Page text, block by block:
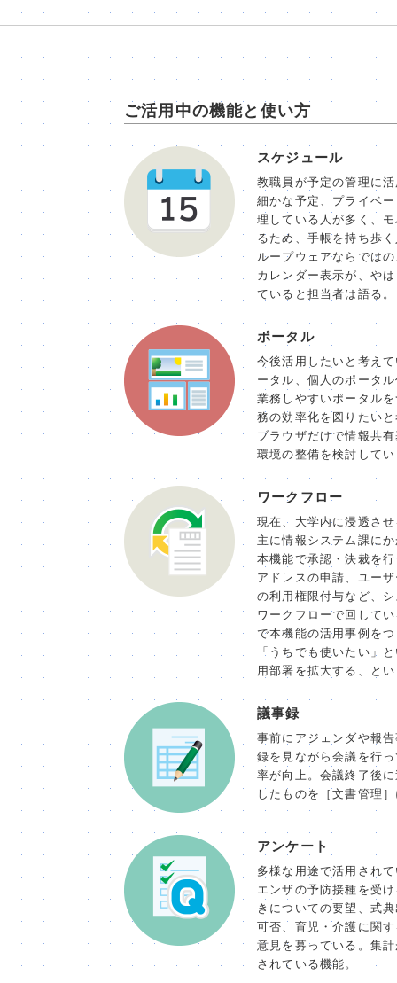
ご活用中の機能と使い方
スケジュール
教職員が予定の管理に
細かな予定、プライベ
理している人が多く、
るため、手帳を持ち歩
ループウェアならでは
カレンダー表示が、や
ていると担当者は語る。
ポータル
今後活用したいと考え
ータル、個人のポータ
業務しやすいポータル
務の効率化を図りたい
ブラウザだけで情報共
環境の整備を検討して
ワークフロー
現在、大学内に浸透さ
主に情報システム課に
本機能で承認・決裁を
アドレスの申請、ユー
の利用権限付与など、
ワークフローで回して
で本機能の活用事例を
「うちでも使いたい」
用部署を拡大する、と
議事録
事前にアジェンダや報
録を見ながら会議を行
率が向上。会議終了後
したものを［文書管理
アンケート
多様な用途で活用され
エンザの予防接種を受
きについての要望、式
可否、育児・介護に関
意見を募っている。集
されている機能。